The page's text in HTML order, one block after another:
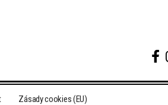
Zásady cookies (EU)